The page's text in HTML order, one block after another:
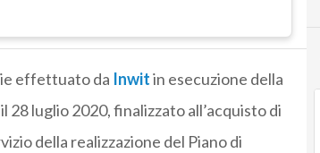
effettuato da Inwitin esecuzione della
28 luglio 2020, finalizzato all’acquisto di
della realizzazione del Piano di